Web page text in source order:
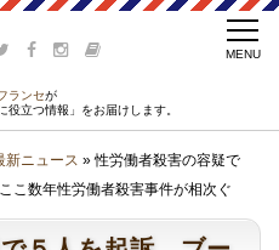
ランセが
役立つ情報」をお届けします。
新ニュース » 性労働者殺害の容疑で
こ数年性労働者殺害事件が相次ぐ